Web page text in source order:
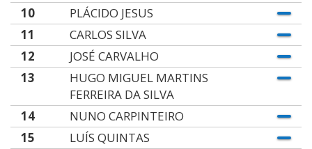
10
PLÁCIDO JESUS
11
CARLOS SILVA
12
JOSÉ CARVALHO
13
HUGO MIGUEL MARTINS
FERREIRA DA SILVA
14
NUNO CARPINTEIRO
15
LUÍS QUINTAS